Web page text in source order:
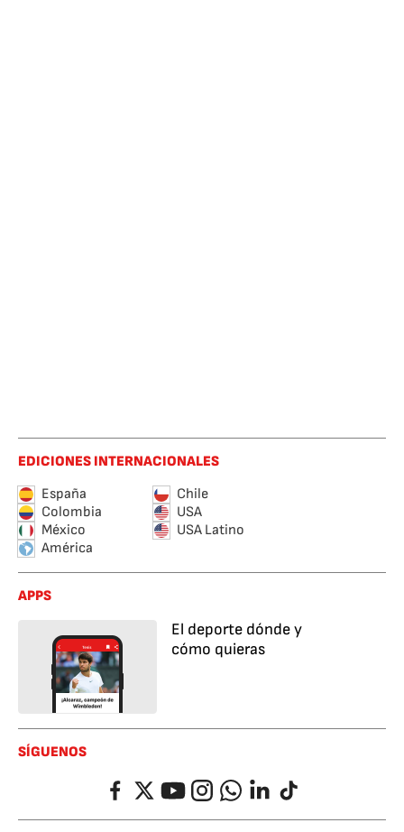
EDICIONES INTERNACIONALES
España
Chile
Colombia
USA
México
USA Latino
América
APPS
El deporte dónde y
cómo quieras
SÍGUENOS
FacebookTwitterYouTubeInstagramWhatsappLinkedIn
TikTok